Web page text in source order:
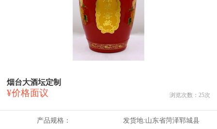
烟台大酒坛定制
¥价格面议 浏览次数： 25次
产品规格： 发货地:山东省菏泽郓城县